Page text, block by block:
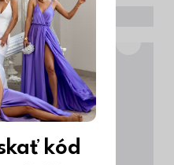
kód